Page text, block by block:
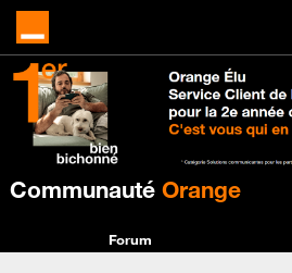
Communauté Orange
Forum